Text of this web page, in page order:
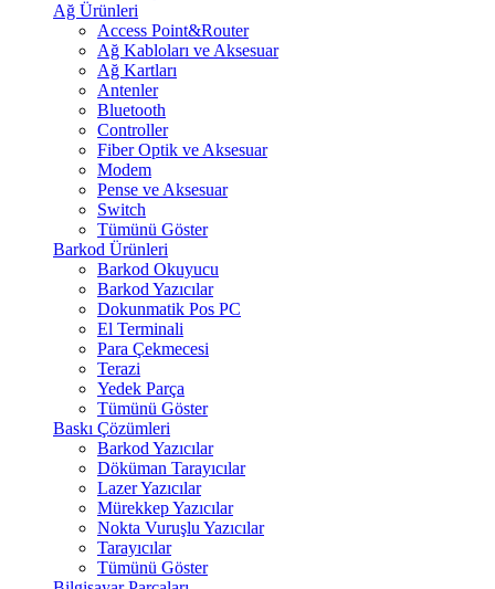
Ağ Ürünleri
Access Point&Router
Ağ Kabloları ve Aksesuar
Ağ Kartları
Antenler
Bluetooth
Controller
Fiber Optik ve Aksesuar
Modem
Pense ve Aksesuar
Switch
Tümünü Göster
Barkod Ürünleri
Barkod Okuyucu
Barkod Yazıcılar
Dokunmatik Pos PC
El Terminali
Para Çekmecesi
Terazi
Yedek Parça
Tümünü Göster
Baskı Çözümleri
Barkod Yazıcılar
Döküman Tarayıcılar
Lazer Yazıcılar
Mürekkep Yazıcılar
Nokta Vuruşlu Yazıcılar
Tarayıcılar
Tümünü Göster